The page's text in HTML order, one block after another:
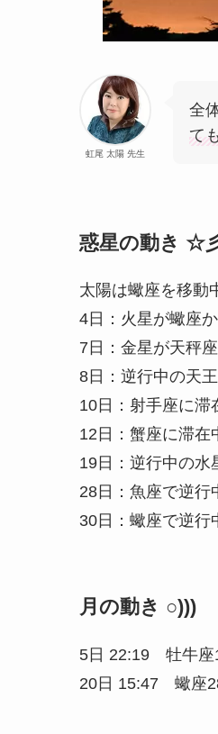
虹尾 太陽 先生
全
て
惑星の動き ☆
太陽は蠍座を移動
4日：火星が蠍座
7日：金星が天秤
8日：逆行中の天
10日：射手座に滞
12日：蟹座に滞在
19日：逆行中の水
28日：魚座で逆行
30日：蠍座で逆行
月の動き ○)))
5日 22:19 牡牛座
20日 15:47 蠍座